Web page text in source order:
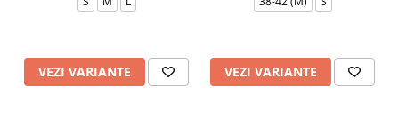
VEZI VARIANTE VEZI VARIANTE